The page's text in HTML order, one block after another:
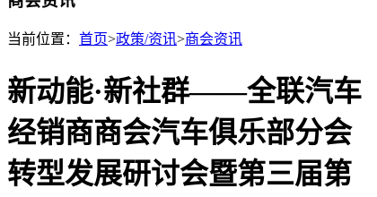
当前位置： 首页>政策/资讯>商会资讯
新动能·新社群——全联汽车
经销商商会汽车俱乐部分会
转型发展研讨会暨第三届第